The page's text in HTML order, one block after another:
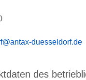
duesseldorf.de
des